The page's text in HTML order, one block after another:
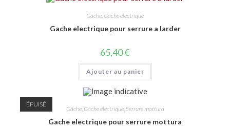
Gâche, Gâche électrique
Gache electrique pour serrure a larder
65,40€
Ajouter au panier
ÉPUISÉ
Gâche, Gâche électrique, Serrure mottura
Gache electrique pour serrure mottura